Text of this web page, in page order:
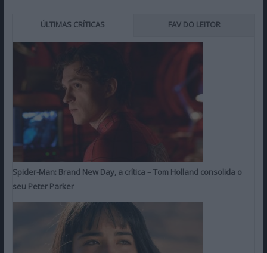
ÚLTIMAS CRÍTICAS FAV DO LEITOR
Spider-Man: Brand New Day, a crítica – Tom Holland consolida o
seu Peter Parker